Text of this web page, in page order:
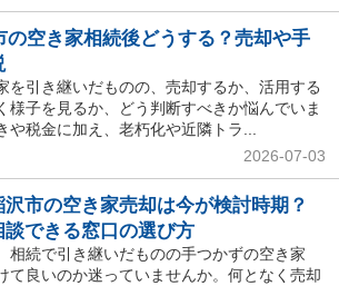
の空き家相続後どうする？売却や手
を引き継いだものの、売却するか、活用する
様子を見るか、どう判断すべきか悩んでいま
や税金に加え、老朽化や近隣トラ...
2026-07-03
沢市の空き家売却は今が検討時期？
できる窓口の選び方
相続で引き継いだものの手つかずの空き家
て良いのか迷っていませんか。何となく売却